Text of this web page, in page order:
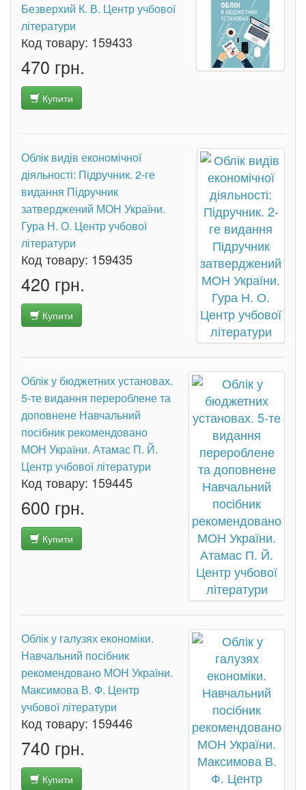
Безверхий К. В. Центр учбової
літератури
Код товару: 159433
470 грн.
Купити
Облік видів економічної
діяльності: Підручник. 2-ге
видання Підручник
затверджений МОН України.
Гура Н. О. Центр учбової
літератури
Код товару: 159435
420 грн.
Купити
Облік у бюджетних установах.
5-те видання перероблене та
доповнене Навчальний
посібник рекомендовано
МОН України. Атамас П. Й.
Центр учбової літератури
Код товару: 159445
600 грн.
Купити
Облік у галузях економіки.
Навчальний посібник
рекомендовано МОН України.
Максимова В. Ф. Центр
учбової літератури
Код товару: 159446
740 грн.
Купити